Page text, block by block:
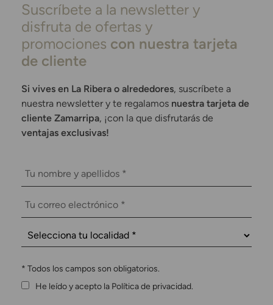
Suscríbete a la newsletter y
disfruta de ofertas y
promociones con nuestra tarjeta
de cliente
Si vives en La Ribera o alrededores, suscríbete a
nuestra newsletter y te regalamos nuestra tarjeta de
cliente Zamarripa, ¡con la que disfrutarás de
ventajas exclusivas!
* Todos los campos son obligatorios.
He leído y acepto la Política de privacidad.